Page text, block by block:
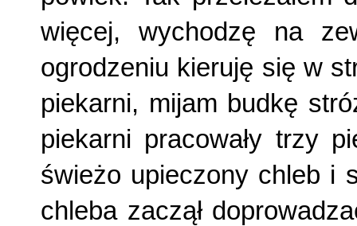
więcej, wychodzę na
ogrodzeniu kieruję się w
piekarni, mijam budkę
piekarni pracowały trzy
świeżo upieczony chleb i
chleba zaczął